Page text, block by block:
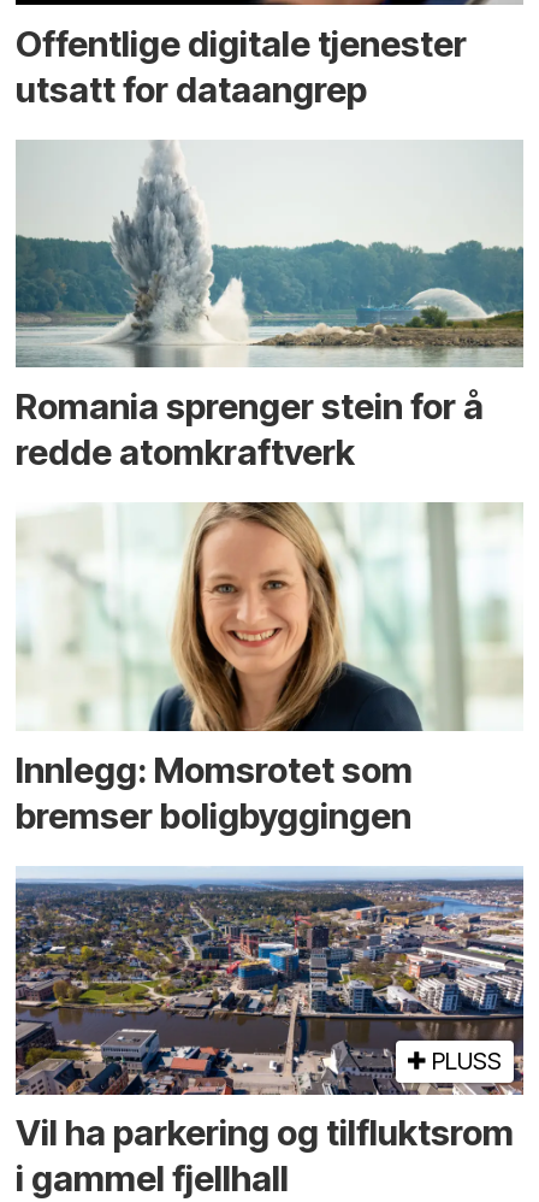
Offentlige digitale tjenester
utsatt for dataangrep
Romania sprenger stein for å
redde atomkraftverk
Innlegg: Moms­rotet som
bremser bolig­byggingen
PLUSS
Vil ha parkering og tilflukts­rom
i gammel fjellhall